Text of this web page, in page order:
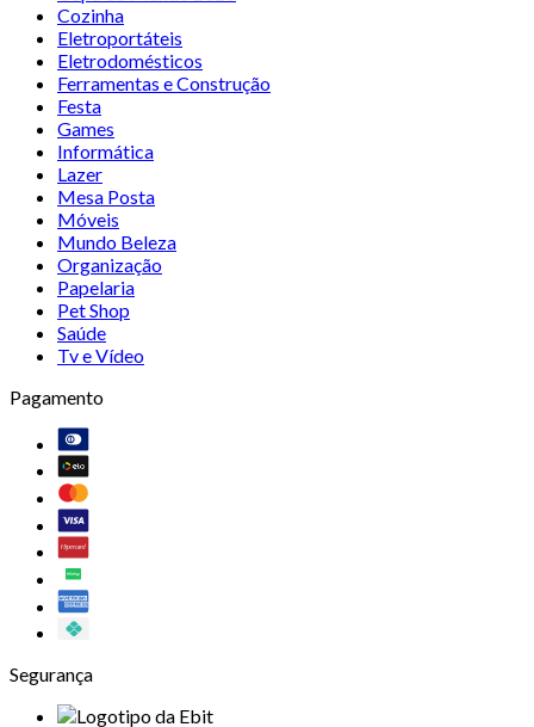
Cozinha
Eletroportáteis
Eletrodomésticos
Ferramentas e Construção
Festa
Games
Informática
Lazer
Mesa Posta
Móveis
Mundo Beleza
Organização
Papelaria
Pet Shop
Saúde
Tv e Vídeo
Pagamento
Segurança